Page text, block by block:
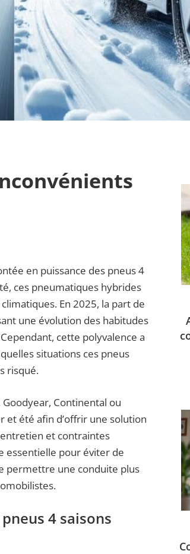
en puissance des pneus 4
ces pneumatiques hybrides
En 2025, la part de
une évolution des habitudes
cette polyvalence a
situations ces pneus
risqué.
Continental ou
et été afin d’offrir une solution
et contraintes
essentielle pour éviter de
permettre une conduite plus
4 saisons